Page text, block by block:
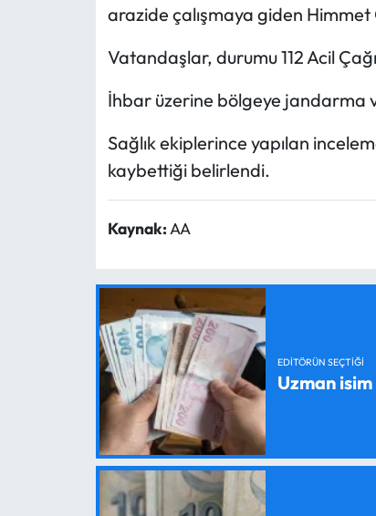
arazide çalışmaya giden Himmet
Vatandaşlar, durumu 112 Acil
İhbar üzerine bölgeye jandarma
Sağlık ekiplerince yapılan
kaybettiği belirlendi.
Kaynak:AA
EDITÖRÜN SEÇTIĞI
Uzman